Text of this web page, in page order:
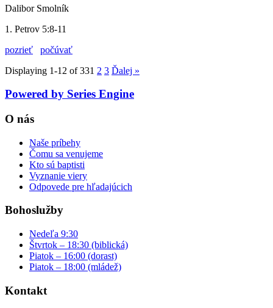
Dalibor Smolník
1. Petrov 5:8-11
pozrieť
počúvať
Displaying 1-12 of 331 2 3 Ďalej »
Powered by Series Engine
O nás
Naše príbehy
Čomu sa venujeme
Kto sú baptisti
Vyznanie viery
Odpovede pre hľadajúcich
Bohoslužby
Nedeľa 9:30
Štvrtok – 18:30 (biblická)
Piatok – 16:00 (dorast)
Piatok – 18:00 (mládež)
Kontakt